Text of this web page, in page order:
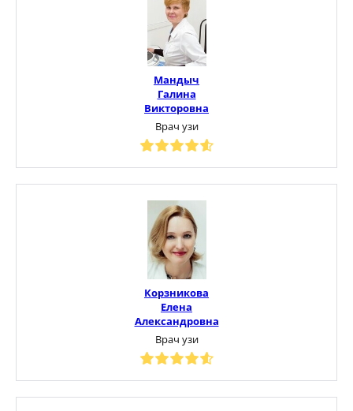
Мандыч
Галина
Викторовна
Врач узи
Корзникова
Елена
Александровна
Врач узи